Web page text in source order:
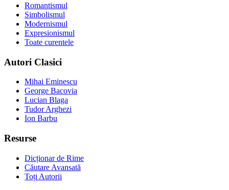
Romantismul
Simbolismul
Modernismul
Expresionismul
Toate curentele
Autori Clasici
Mihai Eminescu
George Bacovia
Lucian Blaga
Tudor Arghezi
Ion Barbu
Resurse
Dicționar de Rime
Căutare Avansată
Toți Autorii